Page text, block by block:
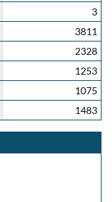
3
3811
2328
1253
1075
1483